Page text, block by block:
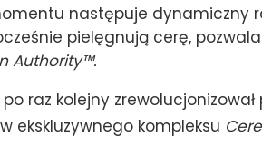
następuje dynamiczny
pielęgnują cerę,
Authority™.
po raz kolejny
ekskluzywnego kompleksu